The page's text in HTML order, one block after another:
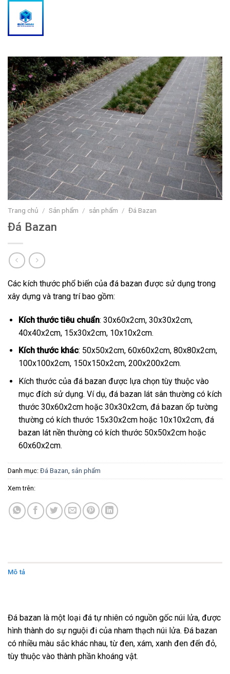
Skip
content
Trang chủ / Sản phẩm / sản phẩm / Đá Bazan
Đá Bazan
Các kích thước phổ biến của đá bazan được sử dụng trong
xây dựng và trang trí bao gồm:
Kích thước tiêu chuẩn: 30x60x2cm, 30x30x2cm,
40x40x2cm, 15x30x2cm, 10x10x2cm.
Kích thước khác: 50x50x2cm, 60x60x2cm, 80x80x2cm,
100x100x2cm, 150x150x2cm, 200x200x2cm.
Kích thước của đá bazan được lựa chọn tùy thuộc vào
mục đích sử dụng. Ví dụ, đá bazan lát sân thường có kích
thước 30x60x2cm hoặc 30x30x2cm, đá bazan ốp tường
thường có kích thước 15x30x2cm hoặc 10x10x2cm, đá
bazan lát nền thường có kích thước 50x50x2cm hoặc
60x60x2cm.
Danh mục: Đá Bazan sản phẩm
Xem trên:
Mô tả
Đá bazan là một loại đá tự nhiên có nguồn gốc núi lửa, được
hình thành do sự nguội đi của nham thạch núi lửa. Đá bazan
có nhiều màu sắc khác nhau, từ đen, xám, xanh đen đến đỏ,
tùy thuộc vào thành phần khoáng vật.